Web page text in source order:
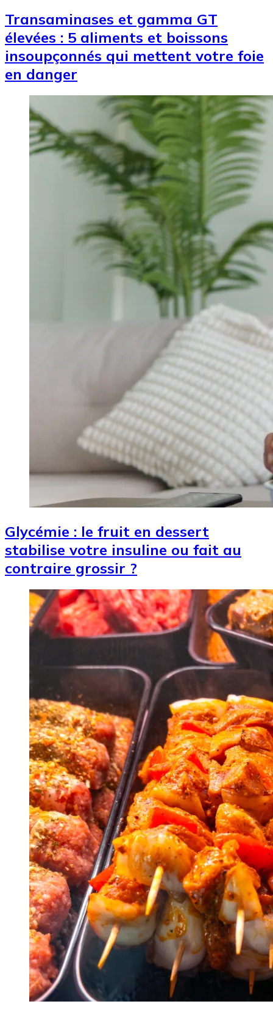
Transaminases et gamma GT
élevées : 5 aliments et boissons
insoupçonnés qui mettent votre foie
en danger
Glycémie : le fruit en dessert
stabilise votre insuline ou fait au
contraire grossir ?
Image